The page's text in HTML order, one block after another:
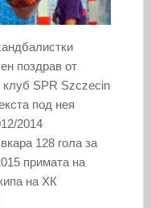
поздрав от
SPR Szczecin
под нея
2014
128 гола за
примата на
на ХК